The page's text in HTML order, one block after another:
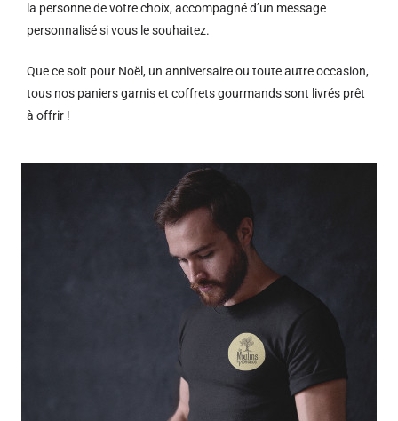
la personne de votre choix, accompagné d’un message
personnalisé si vous le souhaitez.
Que ce soit pour Noël, un anniversaire ou toute autre occasion,
tous nos paniers garnis et coffrets gourmands sont livrés prêt
à offrir !